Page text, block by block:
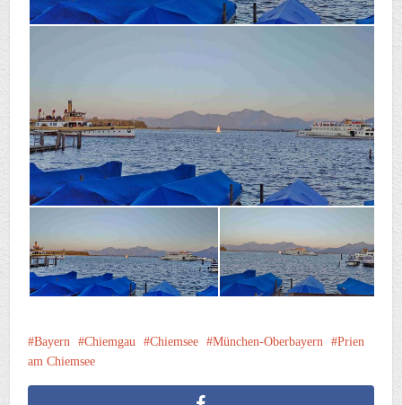
Bayern Chiemgau Chiemsee München-Oberbayern
Prien
am Chiemsee